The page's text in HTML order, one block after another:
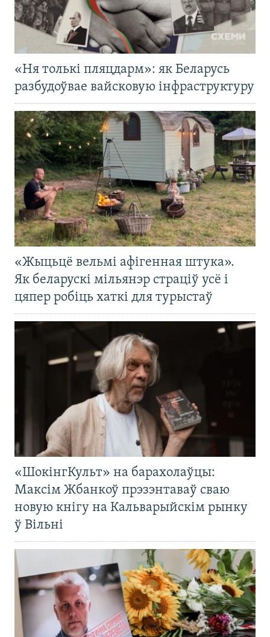
«Ня толькі пляцдарм»: як Беларусь
разбудоўвае вайсковую інфраструктуру
«Жыцьцё вельмі афігенная штука».
Як беларускі мільянэр страціў усё і
цяпер робіць хаткі для турыстаў
«ШокінгКульт» на барахолаўцы:
Максім Жбанкоў прэзэнтаваў сваю
новую кнігу на Кальварыйскім рынку
ў Вільні